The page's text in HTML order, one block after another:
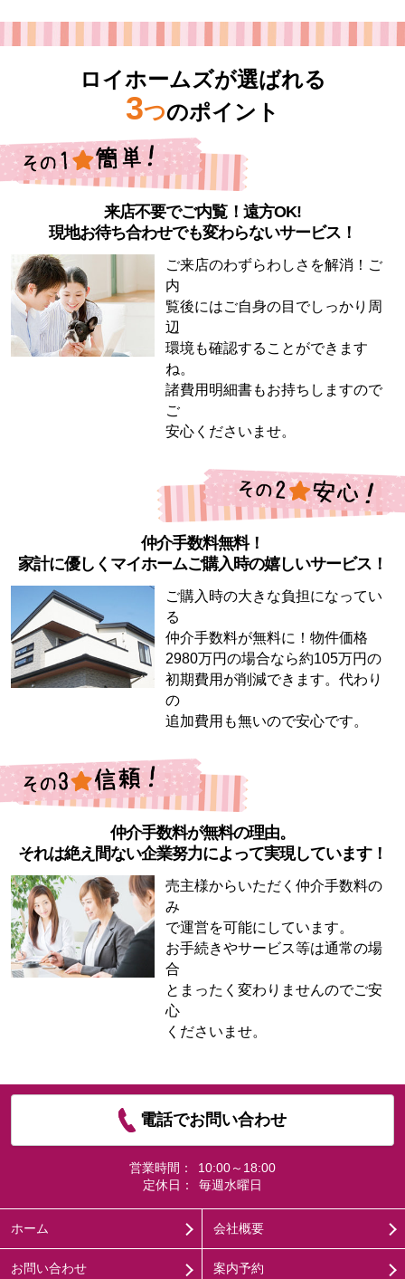
ロイホームズが選ばれる
3つのポイント
来店不要でご内覧！遠方OK!
現地お待ち合わせでも変わらないサービス！
ご来店のわずらわしさを解消！ご
内
覧後にはご自身の目でしっかり周
辺
環境も確認することができます
ね。
諸費用明細書もお持ちしますので
ご
安心くださいませ。
仲介手数料無料！
家計に優しくマイホームご購入時の嬉しいサービス！
ご購入時の大きな負担になってい
る
仲介手数料が無料に！物件価格
2980万円の場合なら約105万円の
初期費用が削減できます。代わり
の
追加費用も無いので安心です。
仲介手数料が無料の理由。
それは絶え間ない企業努力によって実現しています！
売主様からいただく仲介手数料の
み
で運営を可能にしています。
お手続きやサービス等は通常の場
合
とまったく変わりませんのでご安
心
くださいませ。
電話でお問い合わせ
営業時間：
10:00～18:00
定休日：
毎週水曜日
ホーム 会社概要
お問い合わせ 案内予約